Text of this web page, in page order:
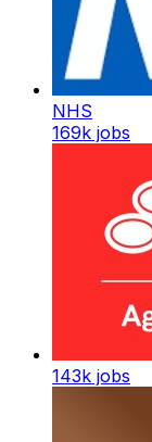
NHS
169k jobs
143k jobs